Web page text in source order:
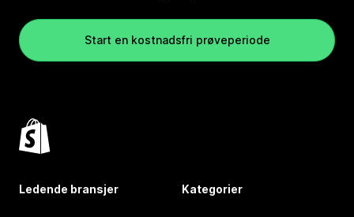
Start en kostnadsfri prøveperiode
Ledende bransjer Kategorier